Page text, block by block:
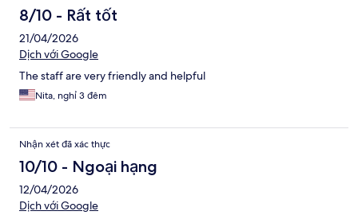
8/10 - Rất tốt
21/04/2026
Dịch với Google
The staff are very friendly and helpful
Nita, nghỉ 3 đêm
Nhận xét đã xác thực
10/10 - Ngoại hạng
12/04/2026
Dịch với Google